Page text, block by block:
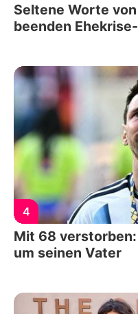
Seltene Worte
beenden
4
Mit 68
um seinen Vater